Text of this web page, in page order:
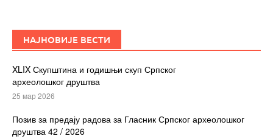
НАЈНОВИЈЕ ВЕСТИ
XLIX Скупштина и годишњи скуп Српског
археолошког друштва
25 мар 2026
Позив за предају радова за Гласник Српског археолошког
друштва 42 / 2026